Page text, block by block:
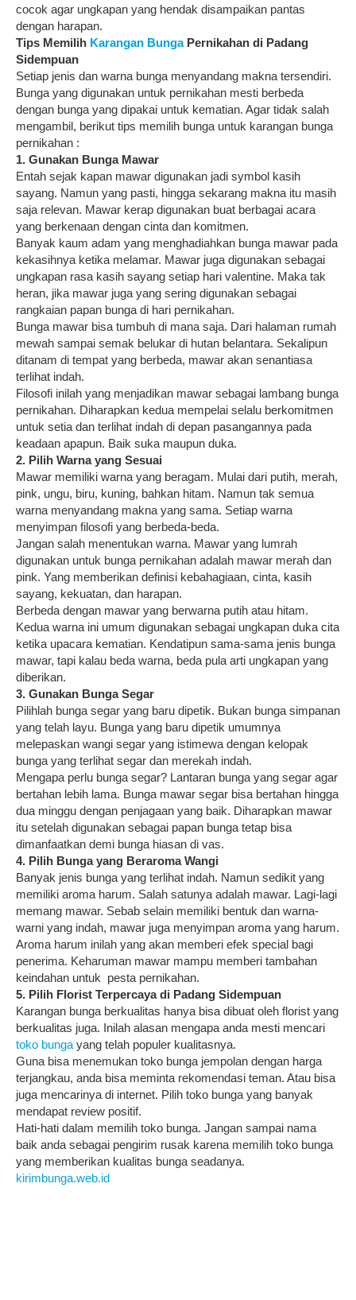
cocok agar ungkapan yang hendak disampaikan pantas
dengan harapan.
Tips Memilih Karangan BungaPernikahan di Padang
Sidempuan
Setiap jenis dan warna bunga menyandang makna tersendiri.
Bunga yang digunakan untuk pernikahan mesti berbeda
dengan bunga yang dipakai untuk kematian. Agar tidak salah
mengambil, berikut tips memilih bunga untuk karangan bunga
pernikahan :
1. Gunakan Bunga Mawar
Entah sejak kapan mawar digunakan jadi symbol kasih
sayang. Namun yang pasti, hingga sekarang makna itu masih
saja relevan. Mawar kerap digunakan buat berbagai acara
yang berkenaan dengan cinta dan komitmen.
Banyak kaum adam yang menghadiahkan bunga mawar pada
kekasihnya ketika melamar. Mawar juga digunakan sebagai
ungkapan rasa kasih sayang setiap hari valentine. Maka tak
heran, jika mawar juga yang sering digunakan sebagai
rangkaian papan bunga di hari pernikahan.
Bunga mawar bisa tumbuh di mana saja. Dari halaman rumah
mewah sampai semak belukar di hutan belantara. Sekalipun
ditanam di tempat yang berbeda, mawar akan senantiasa
terlihat indah.
Filosofi inilah yang menjadikan mawar sebagai lambang bunga
pernikahan. Diharapkan kedua mempelai selalu berkomitmen
untuk setia dan terlihat indah di depan pasangannya pada
keadaan apapun. Baik suka maupun duka.
2. Pilih Warna yang Sesuai
Mawar memiliki warna yang beragam. Mulai dari putih, merah,
pink, ungu, biru, kuning, bahkan hitam. Namun tak semua
warna menyandang makna yang sama. Setiap warna
menyimpan filosofi yang berbeda-beda.
Jangan salah menentukan warna. Mawar yang lumrah
digunakan untuk bunga pernikahan adalah mawar merah dan
pink. Yang memberikan definisi kebahagiaan, cinta, kasih
sayang, kekuatan, dan harapan.
Berbeda dengan mawar yang berwarna putih atau hitam.
Kedua warna ini umum digunakan sebagai ungkapan duka cita
ketika upacara kematian. Kendatipun sama-sama jenis bunga
mawar, tapi kalau beda warna, beda pula arti ungkapan yang
diberikan.
3. Gunakan Bunga Segar
Pilihlah bunga segar yang baru dipetik. Bukan bunga simpanan
yang telah layu. Bunga yang baru dipetik umumnya
melepaskan wangi segar yang istimewa dengan kelopak
bunga yang terlihat segar dan merekah indah.
Mengapa perlu bunga segar? Lantaran bunga yang segar agar
bertahan lebih lama. Bunga mawar segar bisa bertahan hingga
dua minggu dengan penjagaan yang baik. Diharapkan mawar
itu setelah digunakan sebagai papan bunga tetap bisa
dimanfaatkan demi bunga hiasan di vas.
4. Pilih Bunga yang Beraroma Wangi
Banyak jenis bunga yang terlihat indah. Namun sedikit yang
memiliki aroma harum. Salah satunya adalah mawar. Lagi-lagi
memang mawar. Sebab selain memiliki bentuk dan warna-
warni yang indah, mawar juga menyimpan aroma yang harum.
Aroma harum inilah yang akan memberi efek special bagi
penerima. Keharuman mawar mampu memberi tambahan
keindahan untuk pesta pernikahan.
5. Pilih Florist Terpercaya di Padang Sidempuan
Karangan bunga berkualitas hanya bisa dibuat oleh florist yang
berkualitas juga. Inilah alasan mengapa anda mesti mencari
toko bunga yang telah populer kualitasnya.
Guna bisa menemukan toko bunga jempolan dengan harga
terjangkau, anda bisa meminta rekomendasi teman. Atau bisa
juga mencarinya di internet. Pilih toko bunga yang banyak
mendapat review positif.
Hati-hati dalam memilih toko bunga. Jangan sampai nama
baik anda sebagai pengirim rusak karena memilih toko bunga
yang memberikan kualitas bunga seadanya.
kirimbunga.web.id